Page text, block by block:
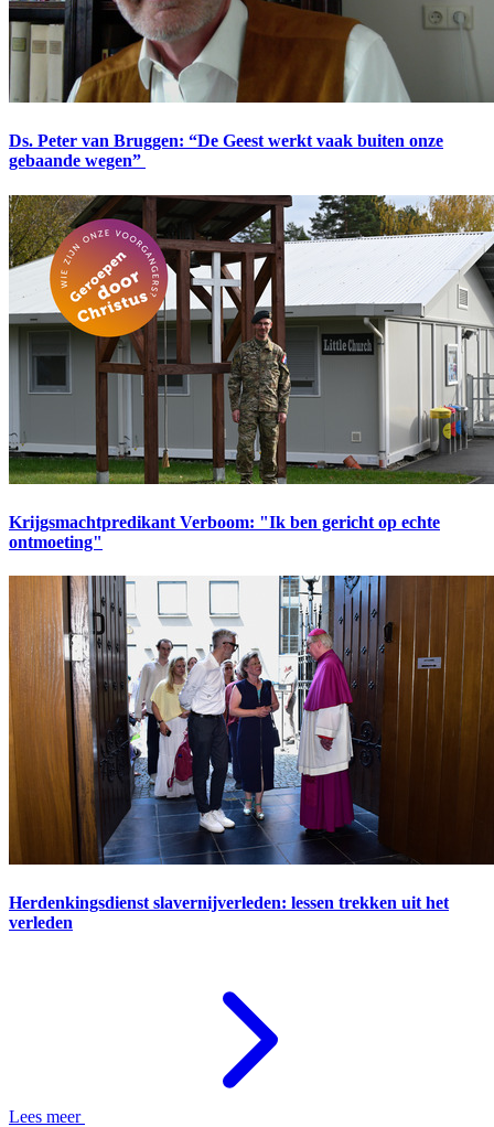
Ds. Peter van Bruggen: “De Geest werkt vaak buiten onze
gebaande wegen”
Krijgsmachtpredikant Verboom: "Ik ben gericht op echte
ontmoeting"
Herdenkingsdienst slavernijverleden: lessen trekken uit het
verleden
Lees meer